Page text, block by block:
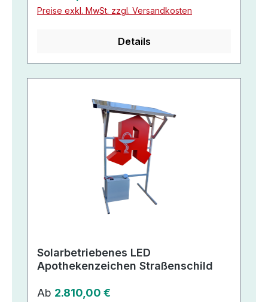
Preise exkl. MwSt. zzgl. Versandkosten
Details
Solarbetriebenes LED
Apothekenzeichen Straßenschild
Regulärer Preis:
Ab 2.810,00 €